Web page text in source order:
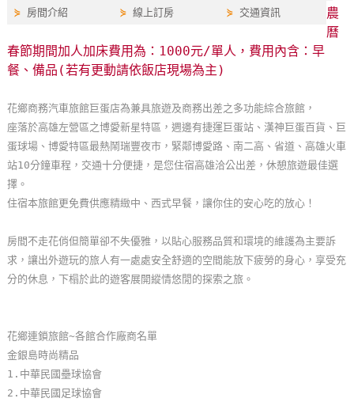
你
玩
樂
地
圖
顧
客
務
滿
意
度
⋟ 房間介紹 ⋟線上訂房 ⋟ 交通資訊
農
曆
春節期間加人加床費用為：1000元/單人，費用內含：早
餐、備品(若有更動請依飯店現場為主)
花鄉商務汽車旅館巨蛋店為兼具旅遊及商務出差之多功能綜合旅館，
座落於高雄左營區之博愛新星特區，週邊有捷運巨蛋站、漢神巨蛋百貨、巨
蛋球場、博愛特區最熱鬧瑞豐夜市，緊鄰博愛路、南二高、省道、高雄火車
站10分鐘車程，交通十分便捷，是您住宿高雄洽公出差，休憩旅遊最佳選
擇。
住宿本旅館更免費供應精緻中、西式早餐，讓你住的安心吃的放心！
房間不走花俏但簡單卻不失優雅，以貼心服務品質和環境的維護為主要訴
求，讓出外遊玩的旅人有一處處安全舒適的空間能放下疲勞的身心，享受充
分的休息，下榻於此的遊客展開縱情悠閒的探索之旅。
花鄉連鎖旅館~各館合作廠商名單
金銀島時尚精品
1.中華民國壘球協會
2.中華民國足球協會